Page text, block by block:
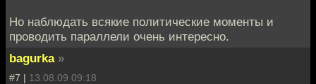
Но наблюдать всякие политические моменты и
проводить параллели очень интересно.
bagurka »
#7 | 13.08.09 09:18